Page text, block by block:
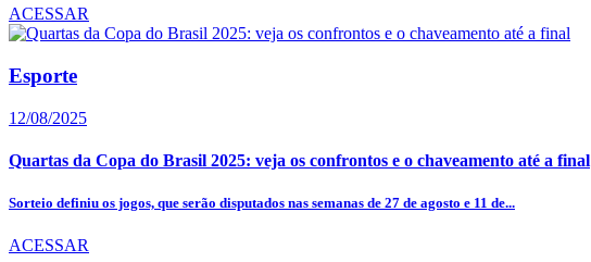
ACESSAR
Esporte
12/08/2025
Quartas da Copa do Brasil 2025: veja os confrontos e o chaveamento até a final
Sorteio definiu os jogos, que serão disputados nas semanas de 27 de agosto e 11 de...
ACESSAR